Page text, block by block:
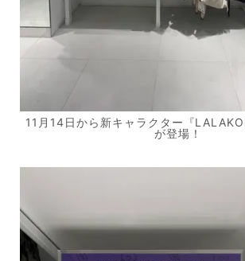
11月14日から新キャラクター『
が登場！